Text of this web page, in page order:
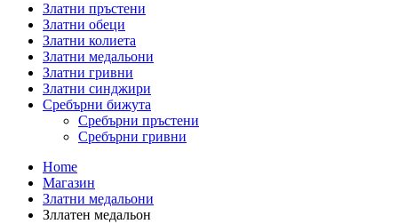
Златни пръстени
Златни обеци
Златни колиета
Златни медальони
Златни гривни
Златни синджири
Сребърни бижута
Сребърни пръстени
Сребърни гривни
Home
Магазин
Златни медальони
Зллатен медальон